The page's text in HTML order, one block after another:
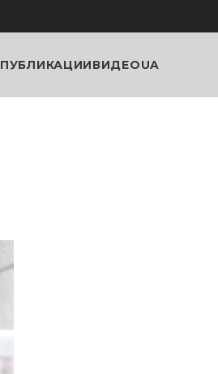
ПУБЛИКАЦИИВИДЕОUA